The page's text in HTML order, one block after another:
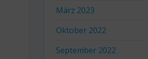
März 2023
Oktober 2022
September 2022